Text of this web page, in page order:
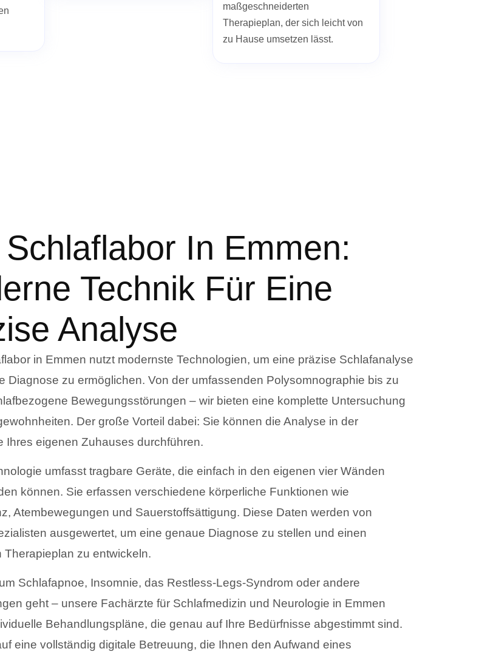
maßgeschneiderten
Therapieplan, der sich leicht von
zu Hause umsetzen lässt.
In Emmen:
Technik Für Eine
Analyse
in Emmen nutzt modernste Technologien, um eine präzise Schlafanalyse
Diagnose zu ermöglichen. Von der umfassenden Polysomnographie bis zu
Bewegungsstörungen – wir bieten eine komplette Untersuchung
Der große Vorteil dabei: Sie können die Analyse in der
Ihres eigenen Zuhauses durchführen.
umfasst tragbare Geräte, die einfach in den eigenen vier Wänden
können. Sie erfassen verschiedene körperliche Funktionen wie
Atembewegungen und Sauerstoffsättigung. Diese Daten werden von
ausgewertet, um eine genaue Diagnose zu stellen und einen
Therapieplan zu entwickeln.
Schlafapnoe, Insomnie, das Restless-Legs-Syndrom oder andere
geht – unsere Fachärzte für Schlafmedizin und Neurologie in Emmen
Behandlungspläne, die genau auf Ihre Bedürfnisse abgestimmt sind.
eine vollständig digitale Betreuung, die Ihnen den Aufwand eines